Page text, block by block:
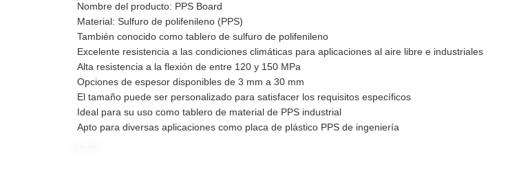
Nombre del producto: PPS Board
Material: Sulfuro de polifenileno (PPS)
También conocido como tablero de sulfuro de polifenileno
Excelente resistencia a las condiciones climáticas para aplicaciones al aire libre e industriales
Alta resistencia a la flexión de entre 120 y 150 MPa
Opciones de espesor disponibles de 3 mm a 30 mm
El tamaño puede ser personalizado para satisfacer los requisitos específicos
Ideal para su uso como tablero de material de PPS industrial
Apto para diversas aplicaciones como placa de plástico PPS de ingeniería